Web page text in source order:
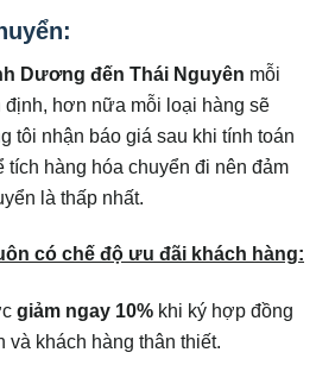
Dương đến Thái Nguyên mỗi
định, hơn nữa mỗi loại hàng sẽ
tôi nhận báo giá sau khi tính toán
hàng hóa chuyển đi nên đảm
là thấp nhất.
có chế độ ưu đãi khách hàng:
giảm ngay 10% khi ký hợp đồng
và khách hàng thân thiết.